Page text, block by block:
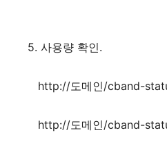
5. 사용량 확인.
http://도메인/cband-
http://도메인/cband-